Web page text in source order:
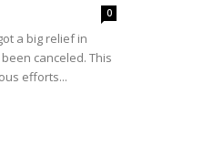
0
a big relief in
canceled. This
efforts...